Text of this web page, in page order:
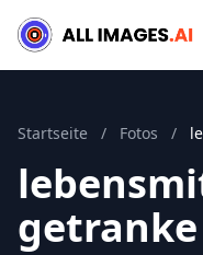
Startseite / Fotos /